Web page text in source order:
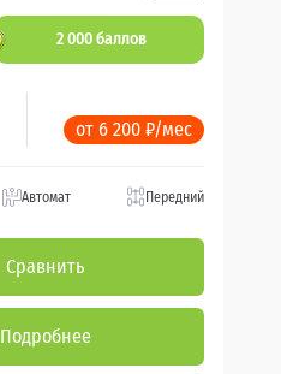
2 000 баллов
от 6 200 ₽/мес
Автомат Передний
Сравнить
Подробнее